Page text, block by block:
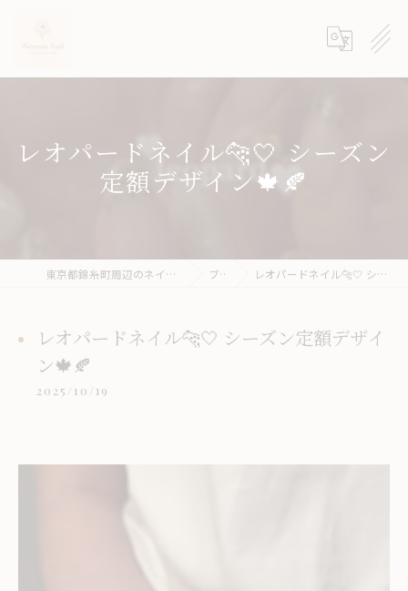
レオパードネイル🐆‎🤍 シーズン
定額デザイン🍁🍂
東京都錦糸町周辺のネイルサロンならneroria nail ブログ レオパードネイル🐆‎🤍 シーズン定額デザイン🍁🍂
レオパードネイル🐆‎🤍 シーズン定額デザイ
ン🍁🍂
2025/10/19